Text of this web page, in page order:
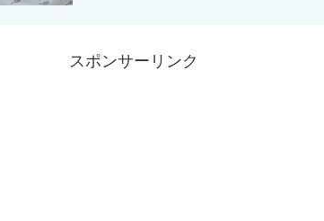
スポンサーリンク